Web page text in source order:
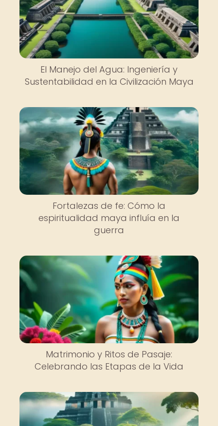
El Manejo del Agua: Ingeniería y
Sustentabilidad en la Civilización Maya
Fortalezas de fe: Cómo la
espiritualidad maya influía en la
guerra
Matrimonio y Ritos de Pasaje:
Celebrando las Etapas de la Vida